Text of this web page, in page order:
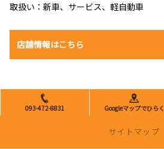
取扱い：新車、サービス、軽自動車
店舗情報はこちら
093-472-8831 Googleマップでひらく
サイトマップ